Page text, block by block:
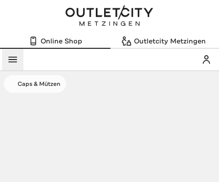
Online Shop Outletcity Metzingen
Menü
Caps & Mützen